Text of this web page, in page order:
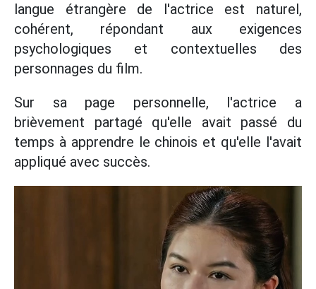
langue étrangère de l'actrice est naturel,
cohérent, répondant aux exigences
psychologiques et contextuelles des
personnages du film.
Sur sa page personnelle, l'actrice a
brièvement partagé qu'elle avait passé du
temps à apprendre le chinois et qu'elle l'avait
appliqué avec succès.